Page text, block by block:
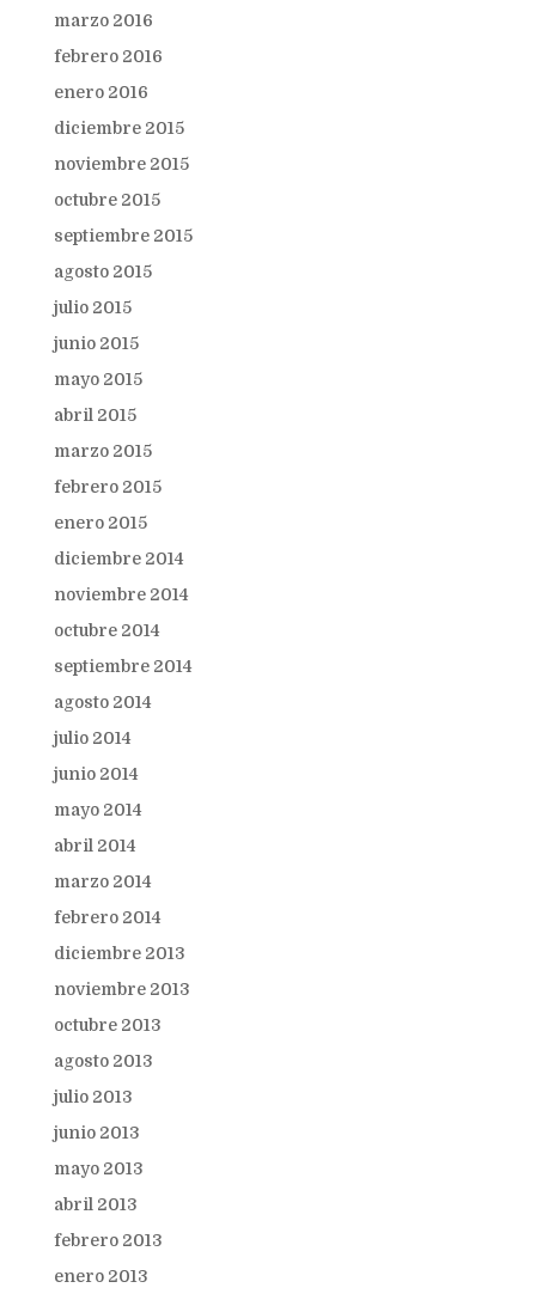
marzo 2016
febrero 2016
enero 2016
diciembre 2015
noviembre 2015
octubre 2015
septiembre 2015
agosto 2015
julio 2015
junio 2015
mayo 2015
abril 2015
marzo 2015
febrero 2015
enero 2015
diciembre 2014
noviembre 2014
octubre 2014
septiembre 2014
agosto 2014
julio 2014
junio 2014
mayo 2014
abril 2014
marzo 2014
febrero 2014
diciembre 2013
noviembre 2013
octubre 2013
agosto 2013
julio 2013
junio 2013
mayo 2013
abril 2013
febrero 2013
enero 2013